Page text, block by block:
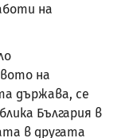
на
на
държава, се
България в
в другата